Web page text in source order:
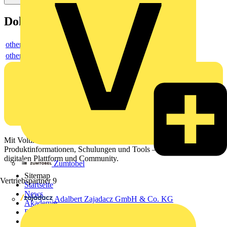
Zumtobel
Vertriebspartner 9
Adalbert Zajadacz GmbH & Co. KG
Dokumente
others
others
Mit Voltimum erhalten Elektrofachkräfte Zugang zu Branchennews,
Produktinformationen, Schulungen und Tools – alles auf einer
digitalen Plattform und Community.
Sitemap
Startseite
News
Akademie
Produktsuche